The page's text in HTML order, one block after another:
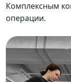
Комплексным
операции.